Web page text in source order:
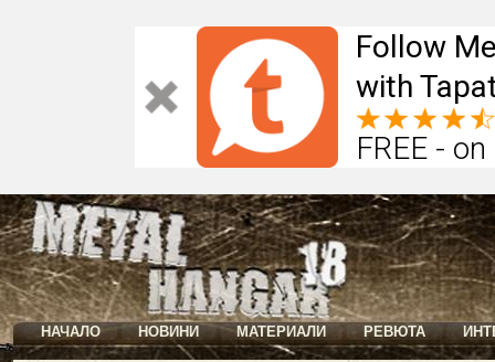
Follow
with
FREE -
НАЧАЛО НОВИНИ МАТЕРИАЛИ РЕВЮТА